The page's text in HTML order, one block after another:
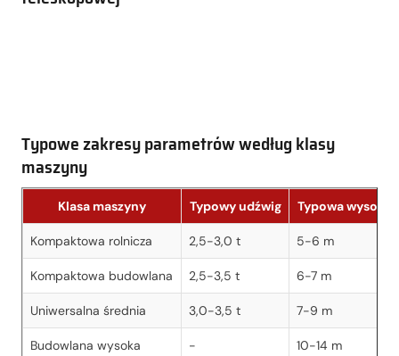
Typowe zakresy parametrów według klasy
maszyny
Klasa maszyny Typowy udźwig Typowa
Kompaktowa rolnicza 2,5-3,0 t 5-6 m
Kompaktowa budowlana 2,5-3,5 t 6-7 m
Uniwersalna średnia 3,0-3,5 t 7-9 m
Budowlana wysoka - 10-14 m